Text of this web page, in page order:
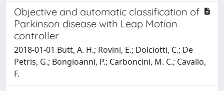
Objective and automatic classification of
Parkinson disease with Leap Motion
controller
2018-01-01 Butt, A. H.; Rovini, E.; Dolciotti, C.; De
Petris, G.; Bongioanni, P.; Carboncini, M. C.; Cavallo,
F.